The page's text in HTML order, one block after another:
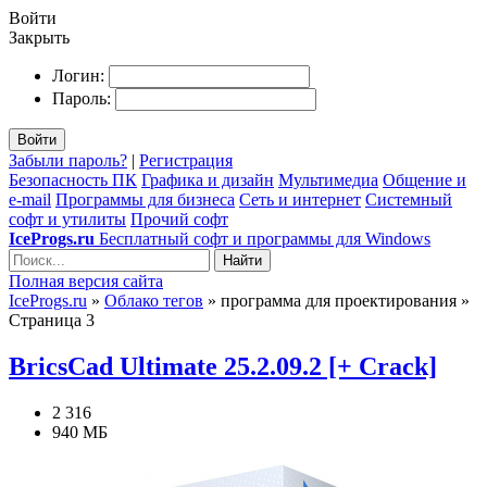
Войти
Закрыть
Логин:
Пароль:
Войти
Забыли пароль? | Регистрация
Безопасность ПК Графика и дизайн Мультимедиа Общение и
e-mail Программы для бизнеса Сеть и интернет Системный
софт и утилиты Прочий софт
IceProgs.ru Бесплатный софт и программы для Windows
Найти
Полная версия сайта
IceProgs.ru » Облако тегов » программа для проектирования »
Страница 3
BricsCad Ultimate 25.2.09.2 [+ Crack]
2 316
940 МБ